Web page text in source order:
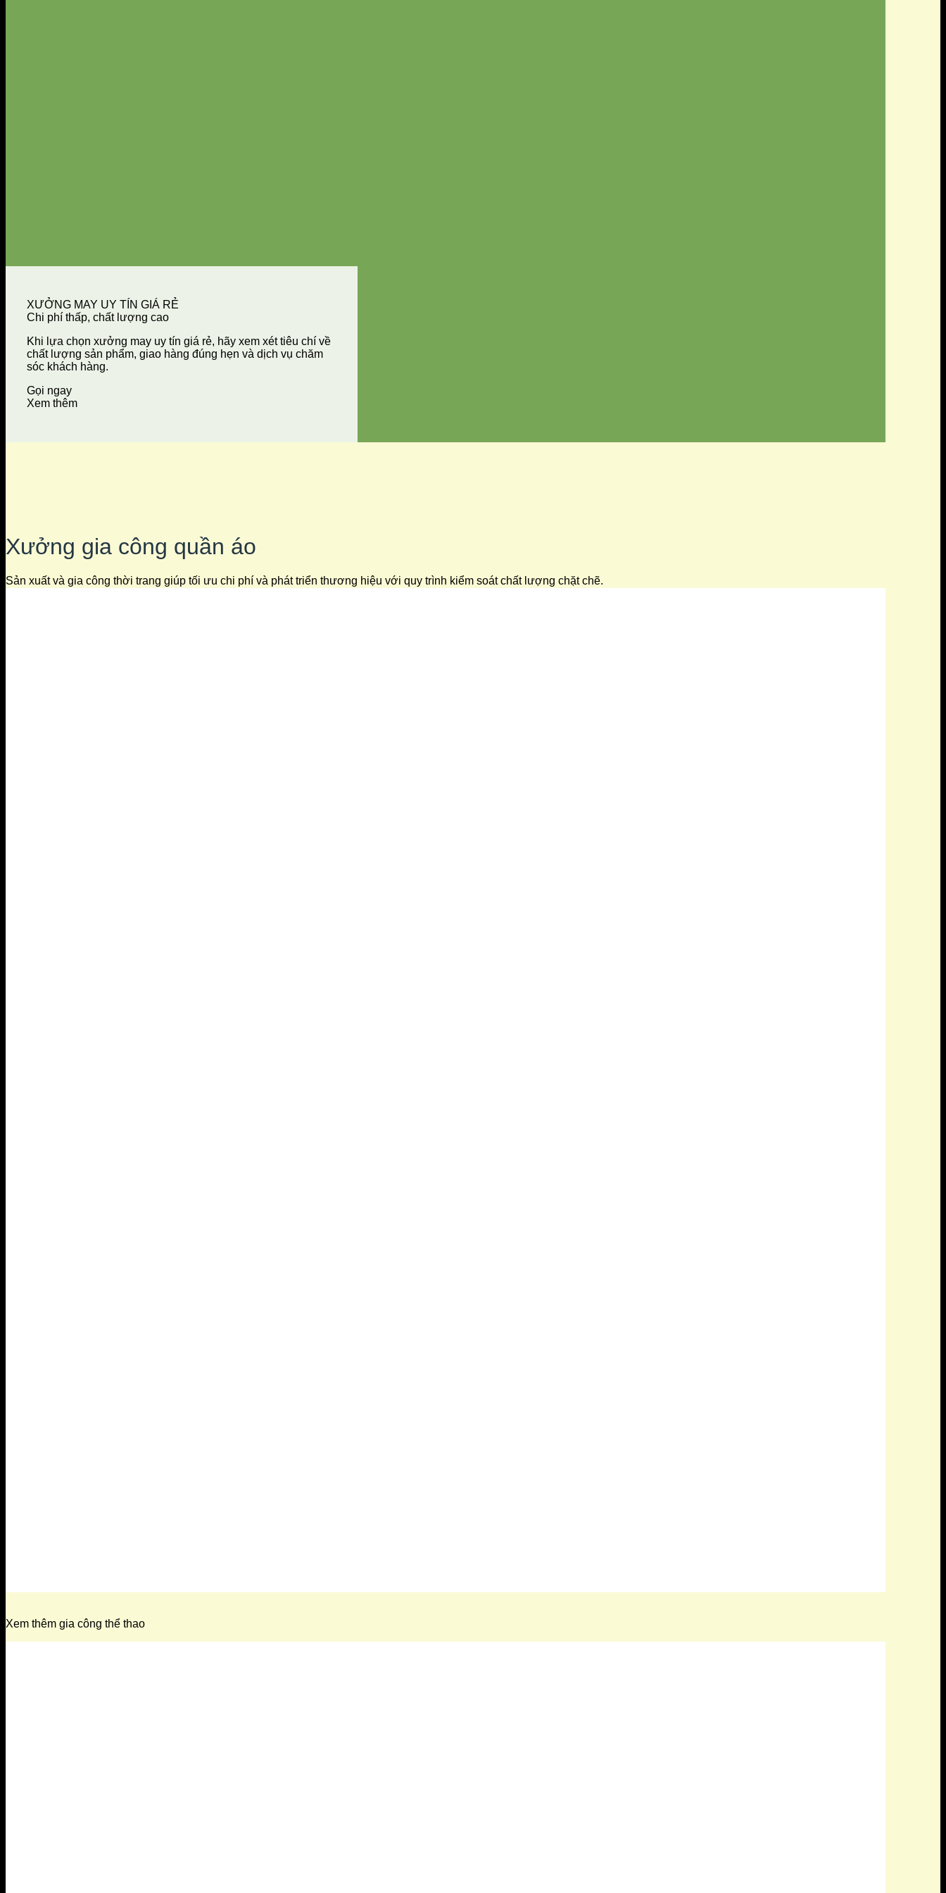
XƯỞNG MAY UY TÍN GIÁ RẺ
Chi phí thấp, chất lượng cao
Khi lựa chọn xưởng may uy tín giá rẻ, hãy xem xét tiêu chí về
chất lượng sản phẩm, giao hàng đúng hẹn và dịch vụ chăm
sóc khách hàng.
Gọi ngay
Xem thêm
Xưởng gia công quần áo
Sản xuất và gia công thời trang giúp tối ưu chi phí và phát triển thương hiệu với quy trình kiểm soát chất lượng chặt chẽ.
Xem thêm gia công thể thao